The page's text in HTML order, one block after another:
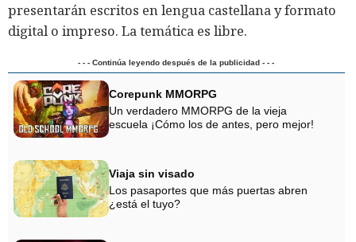
presentarán escritos en lengua castellana y formato
digital o impreso. La temática es libre.
- - - Continúa leyendo después de la publicidad - - -
Corepunk MMORPG
Un verdadero MMORPG de la vieja
escuela ¡Cómo los de antes, pero mejor!
Viaja sin visado
Los pasaportes que más puertas abren
¿está el tuyo?